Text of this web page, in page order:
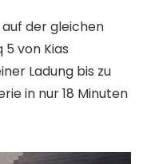
der gleichen
von Kias
Ladung bis zu
in nur 18 Minuten